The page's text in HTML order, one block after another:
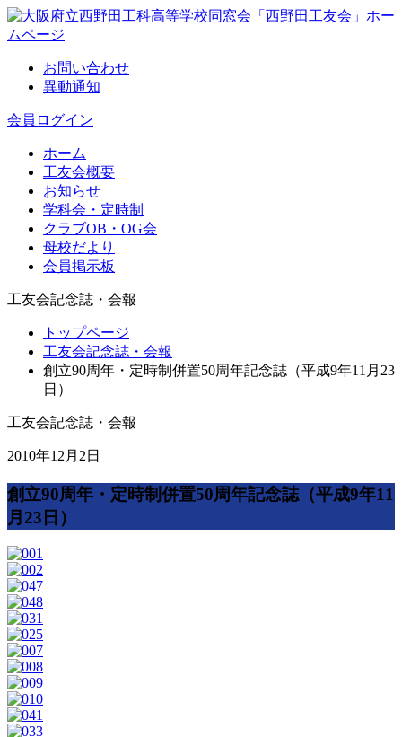
お問い合わせ
異動通知
会員ログイン
ホーム
工友会概要
お知らせ
学科会・定時制
クラブOB・OG会
母校だより
会員掲示板
工友会記念誌・会報
トップページ
工友会記念誌・会報
創立90周年・定時制併置50周年記念誌（平成9年11月23
日）
工友会記念誌・会報
2010年12月2日
創立90周年・定時制併置50周年記念誌（平成9年11
月23日）